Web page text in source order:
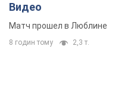
Видео
Матч прошел в Люблине
8 годин тому 2,3 т.